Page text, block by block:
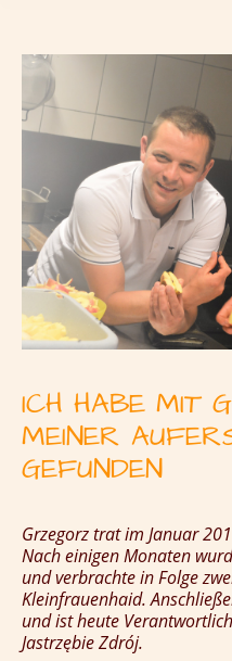
ICH HABE MIT
MEINER
GEFUNDEN
Grzegorz trat im Januar
Nach einigen Monaten
und verbrachte in Folge
Kleinfrauenhaid.
und ist heute
Jastrzębie Zdrój.